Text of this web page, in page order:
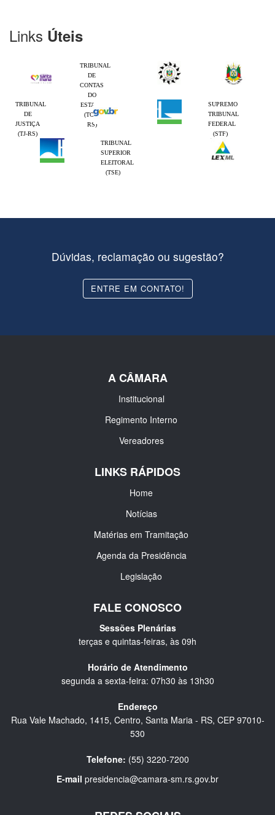
Links Úteis
TRIBUNAL
DE
CONTAS
DO
ESTADO
(TCE-
RS)
TRIBUNAL
DE
JUSTIÇA
(TJ-RS)
SUPREMO
TRIBUNAL
FEDERAL
(STF)
TRIBUNAL
SUPERIOR
ELEITORAL
(TSE)
Dúvidas, reclamação ou sugestão?
ENTRE EM CONTATO!
A CÂMARA
Institucional
Regimento Interno
Vereadores
LINKS RÁPIDOS
Home
Notícias
Matérias em Tramitação
Agenda da Presidência
Legislação
FALE CONOSCO
Sessões Plenárias
terças e quintas-feiras, às 09h
Horário de Atendimento
segunda a sexta-feira: 07h30 às 13h30
Endereço
Rua Vale Machado, 1415, Centro, Santa Maria - RS, CEP 97010-
530
Telefone: (55) 3220-7200
E-mail presidencia@camara-sm.rs.gov.br